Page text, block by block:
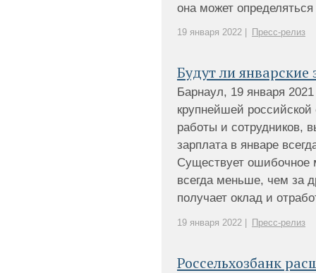
она может
19 января 2022 | Пресс-релиз
Будут ли
Барнаул, 19 января
крупнейшей
работы и сотрудников,
зарплата в январе
Существует ошибочное
всегда меньше, чем за
получает оклад и
19 января 2022 | Пресс-релиз
Россельхозбанк